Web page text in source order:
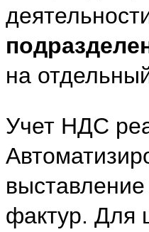
на
Учет НДС
фактур. Для